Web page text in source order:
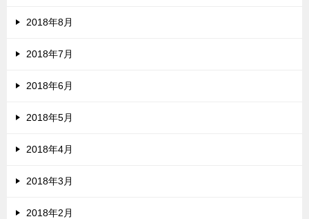
2018年8月
2018年7月
2018年6月
2018年5月
2018年4月
2018年3月
2018年2月